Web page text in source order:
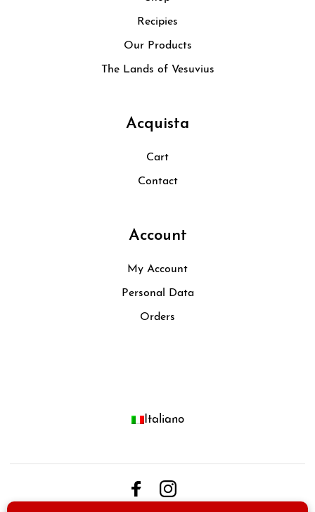
Recipies
Our Products
The Lands of Vesuvius
Acquista
Cart
Contact
Account
My Account
Personal Data
Orders
Italiano